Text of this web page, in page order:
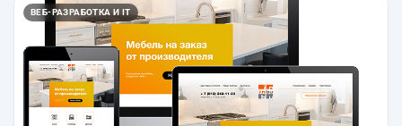
ВЕБ-РАЗРАБОТКА И IT